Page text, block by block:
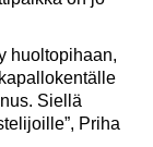
huoltopihaan,
Siellä
Priha